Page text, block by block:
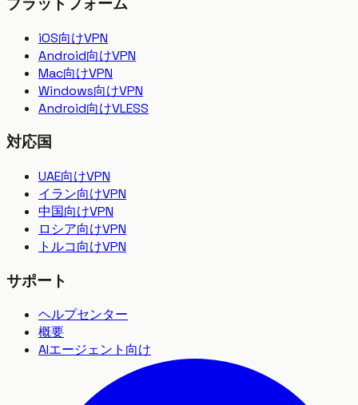
iOS向けVPN
Android向けVPN
Mac向けVPN
Windows向けVPN
Android向けVLESS
対応国
UAE向けVPN
イラン向けVPN
中国向けVPN
ロシア向けVPN
トルコ向けVPN
サポート
ヘルプセンター
概要
AIエージェント向け